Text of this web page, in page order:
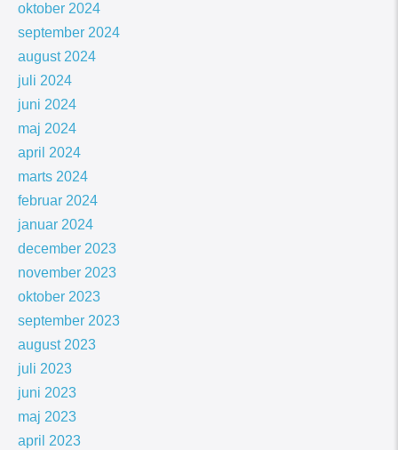
oktober 2024
september 2024
august 2024
juli 2024
juni 2024
maj 2024
april 2024
marts 2024
februar 2024
januar 2024
december 2023
november 2023
oktober 2023
september 2023
august 2023
juli 2023
juni 2023
maj 2023
april 2023